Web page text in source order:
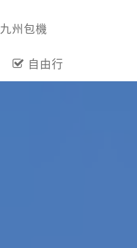
九州包機
自由行